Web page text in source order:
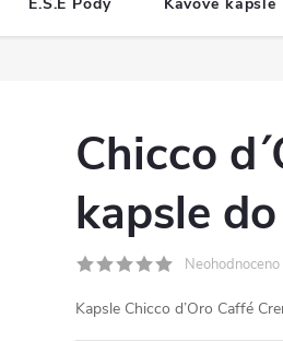
Chicco
kapsle
Neohodnoceno
Kapsle Chicco d’Oro Caffé